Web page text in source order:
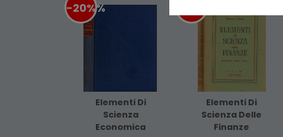
-20%%
Elementi Di
Scienza
Economica
Elementi Di
Scienza Delle
Finanze